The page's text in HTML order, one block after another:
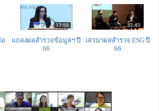
แถลงผลสำรวจข้อมูลฯ ปี
66
เสวนาผลสำรวจ ESG ปี
66